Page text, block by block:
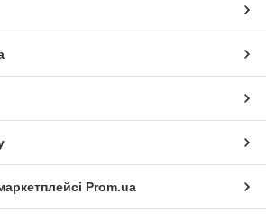
Prom.ua